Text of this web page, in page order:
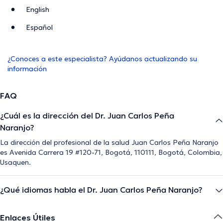
English
Español
¿Conoces a este especialista? Ayúdanos actualizando su
información
FAQ
¿Cuál es la dirección del Dr. Juan Carlos Peña
Naranjo?
La dirección del profesional de la salud Juan Carlos Peña Naranjo
es Avenida Carrera 19 #120-71, Bogotá, 110111, Bogotá, Colombia,
Usaquen.
¿Qué idiomas habla el Dr. Juan Carlos Peña Naranjo?
Enlaces Útiles